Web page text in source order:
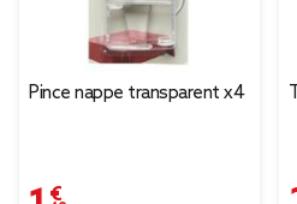
Pince nappe transparent x4
1,49 €